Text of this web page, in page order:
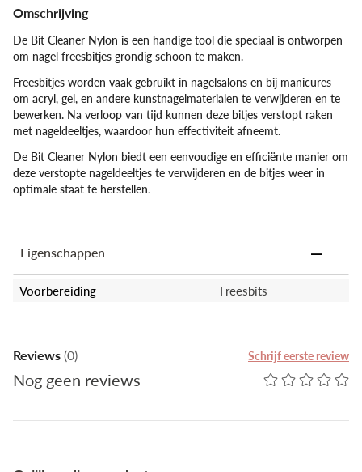
Omschrijving
De Bit Cleaner Nylon is een handige tool die speciaal is ontworpen
om nagel freesbitjes grondig schoon te maken.
Freesbitjes worden vaak gebruikt in nagelsalons en bij manicures
om acryl, gel, en andere kunstnagelmaterialen te verwijderen en te
bewerken. Na verloop van tijd kunnen deze bitjes verstopt raken
met nageldeeltjes, waardoor hun effectiviteit afneemt.
De Bit Cleaner Nylon biedt een eenvoudige en efficiënte manier om
deze verstopte nageldeeltjes te verwijderen en de bitjes weer in
optimale staat te herstellen.
Eigenschappen
Voorbereiding Freesbits
Reviews(0) Schrijf eerste review
Nog geen reviews